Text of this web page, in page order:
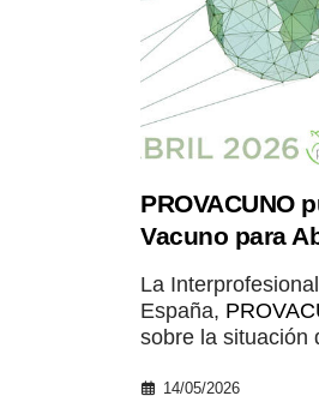
PROVACUNO
Vacuno para
La
España,
sobre la situación
14/05/2026